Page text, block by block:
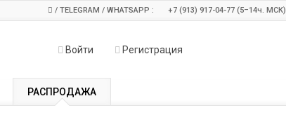
/ TELEGRAM / WHATSAPP : +7 (913) 917-04-77 (5–14ч. МСК)
Войти Регистрация
РАСПРОДАЖА